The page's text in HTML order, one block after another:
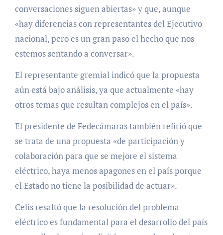
conversaciones siguen abiertas» y que, aunque
«hay diferencias con representantes del Ejecutivo
nacional, pero es un gran paso el hecho que nos
estemos sentando a conversar».
El representante gremial indicó que la propuesta
aún está bajo análisis, ya que actualmente «hay
otros temas que resultan complejos en el país».
El presidente de Fedecámaras también refirió que
se trata de una propuesta «de participación y
colaboración para que se mejore el sistema
eléctrico, haya menos apagones en el país porque
el Estado no tiene la posibilidad de actuar».
Celis resaltó que la resolución del problema
eléctrico es fundamental para el desarrollo del país